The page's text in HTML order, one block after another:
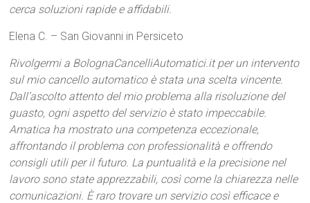
cerca soluzioni rapide e affidabili.
Elena C. – San Giovanni in Persiceto
Rivolgermi a BolognaCancelliAutomatici.it per un intervento
sul mio cancello automatico è stata una scelta vincente.
Dall’ascolto attento del mio problema alla risoluzione del
guasto, ogni aspetto del servizio è stato impeccabile.
Amatica ha mostrato una competenza eccezionale,
affrontando il problema con professionalità e offrendo
consigli utili per il futuro. La puntualità e la precisione nel
lavoro sono state apprezzabili, così come la chiarezza nelle
comunicazioni. È raro trovare un servizio così efficace e